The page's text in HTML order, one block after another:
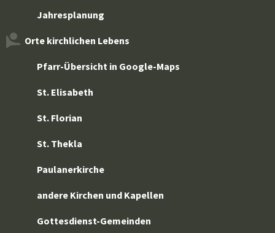
Jahresplanung
Orte kirchlichen Lebens
Pfarr-Übersicht in Google-Maps
St. Elisabeth
St. Florian
St. Thekla
Paulanerkirche
andere Kirchen und Kapellen
Gottesdienst-Gemeinden